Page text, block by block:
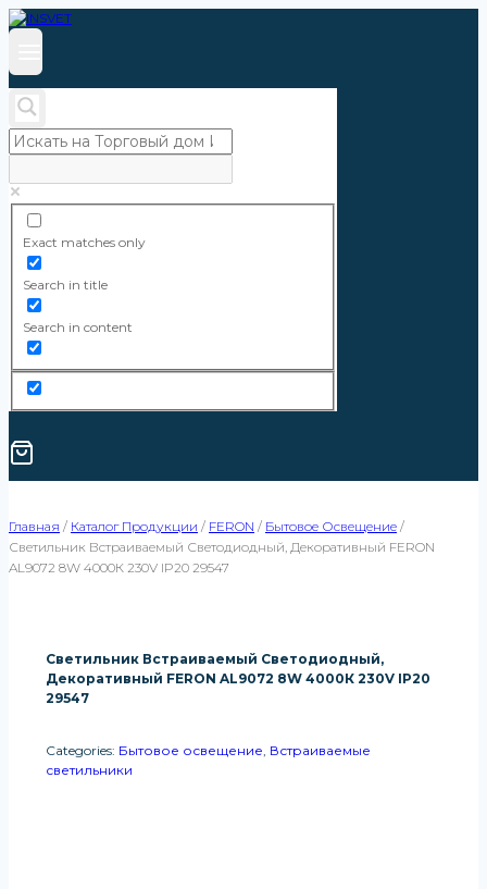
Exact matches only
Search in title
Search in content
Главная / Каталог Продукции / FERON / Бытовое Освещение /
Светильник Встраиваемый Светодиодный, Декоративный FERON
AL9072 8W 4000К 230V IP20 29547
Светильник Встраиваемый Светодиодный,
Декоративный FERON AL9072 8W 4000К 230V IP20
29547
Categories: Бытовое освещение, Встраиваемые
светильники